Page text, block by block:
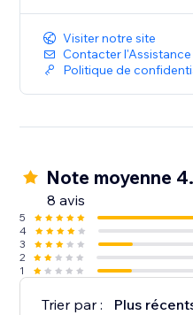
Visiter notre site
Contacter l'Assistance
Politique de
Note moyenne
8 avis
5
4
3
2
1
Trier par : Plus